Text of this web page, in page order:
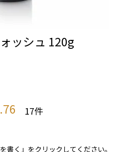
ッシュ 120g
17
書く」をクリックしてください。